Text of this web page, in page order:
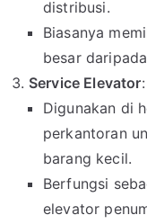
distribusi.
Biasanya
besar
Service Elevator:
Digunakan di
perkantoran
barang kecil.
Berfungsi
elevator